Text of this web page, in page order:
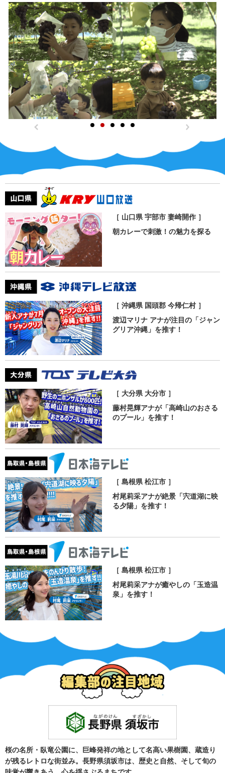
［ 山口県 宇部市 妻崎開作 ］
朝カレーで刺激！の魅力を探る
［ 沖縄県 国頭郡 今帰仁村 ］
渡辺マリナ アナが注目の「ジャン
グリア沖縄」を推す！
［ 大分県 大分市 ］
藤村晃輝アナが「高崎山のおさる
のプール」を推す！
［ 島根県 松江市 ］
村尾莉采アナが絶景「宍道湖に映
る夕陽」を推す！
［ 島根県 松江市 ］
村尾莉采アナが癒やしの「玉造温
泉」を推す！
桜の名所・臥竜公園に、巨峰発祥の地として名高い果樹園、蔵造り
が残るレトロな街並み。長野県須坂市は、歴史と自然、そして旬の